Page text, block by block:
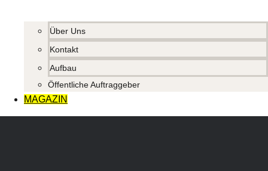
Über Uns
Kontakt
Aufbau
Öffentliche Auftraggeber
MAGAZIN